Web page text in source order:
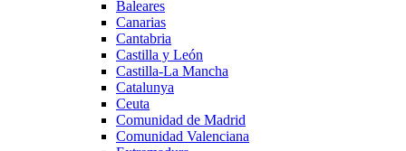
Baleares
Canarias
Cantabria
Castilla y León
Castilla-La Mancha
Catalunya
Ceuta
Comunidad de Madrid
Comunidad Valenciana